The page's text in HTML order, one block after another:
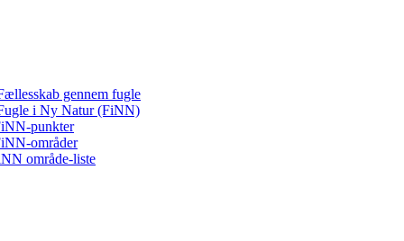
gennem fugle
i Ny Natur (FiNN)
punkter
områder
område-liste